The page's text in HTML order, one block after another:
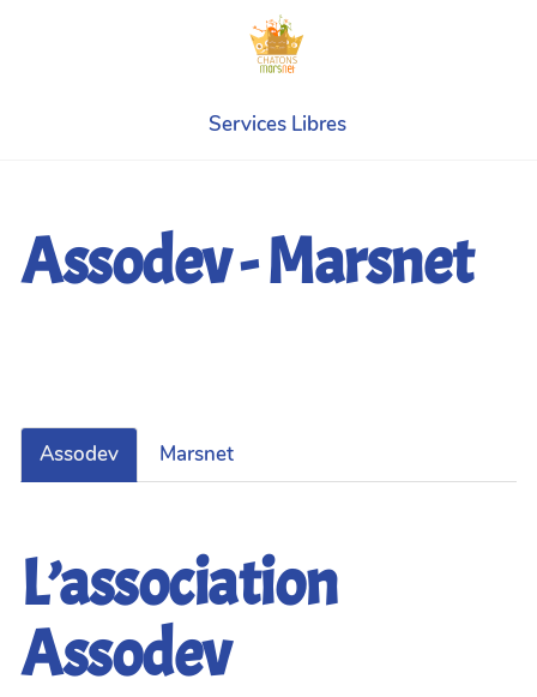
Services Libres
Assodev - Marsnet
Assodev Marsnet
L’association
Assodev